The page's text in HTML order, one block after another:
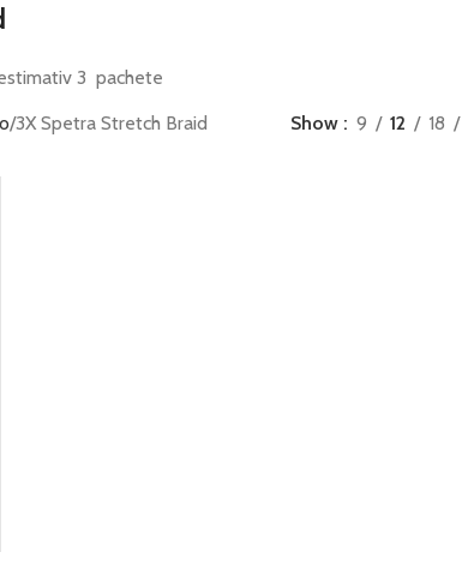
3 pachete
3X Spetra Stretch Braid Show 9 12 18